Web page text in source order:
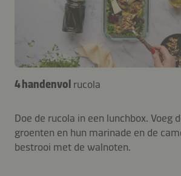
4 handenvol rucola
Doe de rucola in een lunchbox. Voeg
groenten en hun marinade en de
bestrooi met de walnoten.